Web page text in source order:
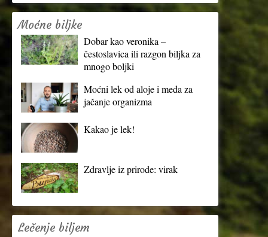
Moćne biljke
Dobar kao veronika –
čestoslavica ili razgon biljka za
mnogo boljki
Moćni lek od aloje i meda za
jačanje organizma
Kakao je lek!
Zdravlje iz prirode: virak
Lečenje biljem